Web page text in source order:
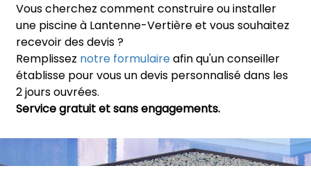
Vous cherchez comment construire ou installer
une piscine à Lantenne-Vertière et vous souhaitez
recevoir des devis ?
Remplissez notre formulaireafin qu'un conseiller
établisse pour vous un devis personnalisé dans les
2 jours ouvrées.
Service gratuit et sans engagements.